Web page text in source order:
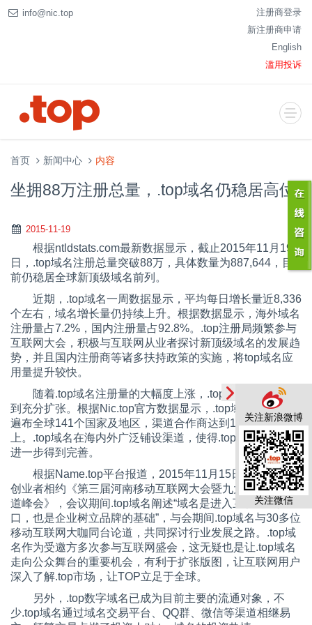
info@nic.top
注册商登录
新注册商申请
English
滥用投诉
关注新浪微博
关注微信
首页 新闻中心 内容
坐拥88万注册总量，.top域名仍稳居高位
2015-11-19
根据ntldstats.com最新数据显示，截止2015年11 月 19
日， .top域名注册总量突破88万，具体数量为887,644 ，目
前仍稳居全球新顶级域名前列。
近期， .top域名一周数据显示，平均每日增长量近8,336
个左右，域名增长量仍持续上升。根据数据显示，海外域名
注册量占7.2% ，国内注册量占92.8%。 .top注册局频繁参与
互联网大会，积极与互联网从业者探讨新顶级域名的发展趋
势，并且国内注册商等诸多扶持政策的实施，将top域名应
用量提升较快。
随着.top域名注册量的大幅度上涨， .top 用户版图也得
到充分扩张。根据Nic.top官方数据显示， .top域名用户已经
遍布全球141个国家及地区，渠道合作商达到 1000家以
上。 .top域名在海内外广泛铺设渠道，使得.top 海内外渠道
进一步得到完善。
根据Name.top平台报道， 2015年11 月 15日，三千多名
创业者相约《第三届河南移动互联网大会暨九大行业转型论
道峰会》，会议期间.top域名阐述“域名是进入互联网的入
口，也是企业树立品牌的基础”，与会期间.top域名与30多位
移动互联网大咖同台论道，共同探讨行业发展之路。 .top域
名作为受邀方多次参与互联网盛会，这无疑也是让.top域名
走向公众舞台的重要机会，有利于扩张版图，让互联网用户
深入了解.top市场，让TOP立足于全球。
另外， .top数字域名已成为目前主要的流通对象，不
少.top域名通过域名交易平台、 QQ群、微信等渠道相继易